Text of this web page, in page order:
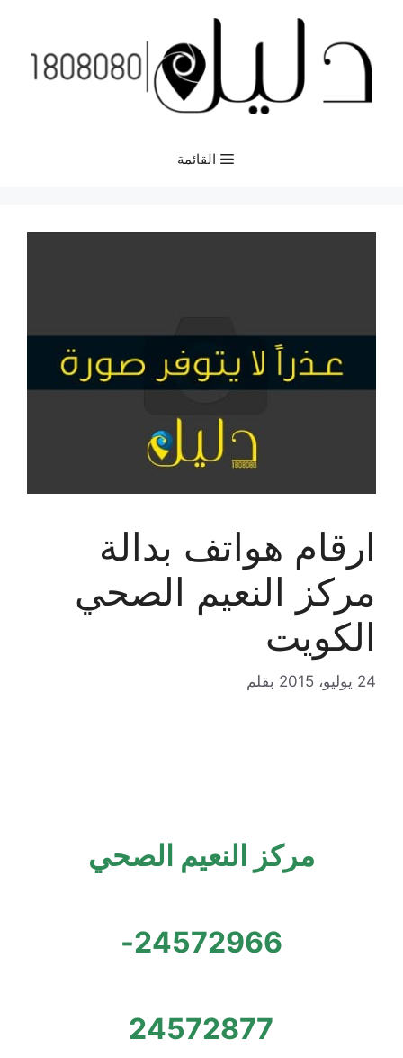
المحتوى
القائمة
ارقام هواتف بدالة
مركز النعيم الصحي
الكويت
24 يوليو، 2015 بقلم
مركز النعيم الصحي
24572966-
24572877